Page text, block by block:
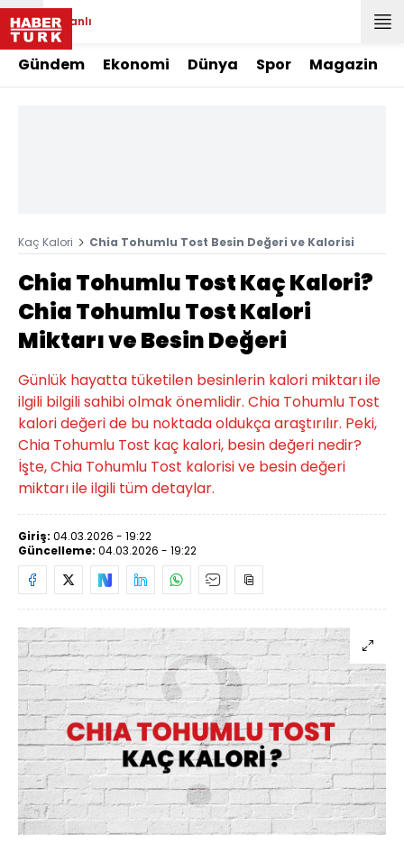
Canlı
Gündem Ekonomi Dünya Spor Magazin
Kaç Kalori Chia Tohumlu Tost Besin Değeri ve Kalorisi
Chia Tohumlu Tost Kaç Kalori?
Chia Tohumlu Tost Kalori
Miktarı ve Besin Değeri
Günlük hayatta tüketilen besinlerin kalori miktarı ile
ilgili bilgili sahibi olmak önemlidir. Chia Tohumlu Tost
kalori değeri de bu noktada oldukça araştırılır. Peki,
Chia Tohumlu Tost kaç kalori, besin değeri nedir?
İşte, Chia Tohumlu Tost kalorisi ve besin değeri
miktarı ile ilgili tüm detaylar.
Giriş: 04.03.2026 - 19:22
Güncelleme: 04.03.2026 - 19:22